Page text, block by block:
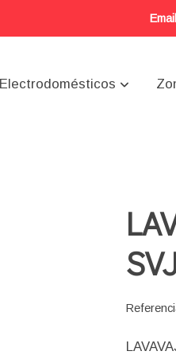
Electrodomésticos